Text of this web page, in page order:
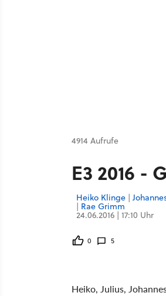
4914 Aufrufe
E3 2016 -
Heiko Klinge |
| Rae Grimm
24.06.2016 | 17:10 Uhr
0 5
Heiko, Julius,